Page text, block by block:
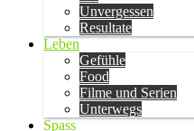
Unvergessen
Resultate
Leben
Gefühle
Food
Filme und Serien
Unterwegs
Spass